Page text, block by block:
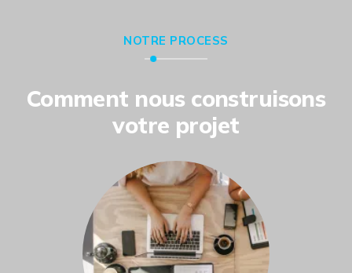
NOTRE PROCESS
Comment nous construisons
votre projet